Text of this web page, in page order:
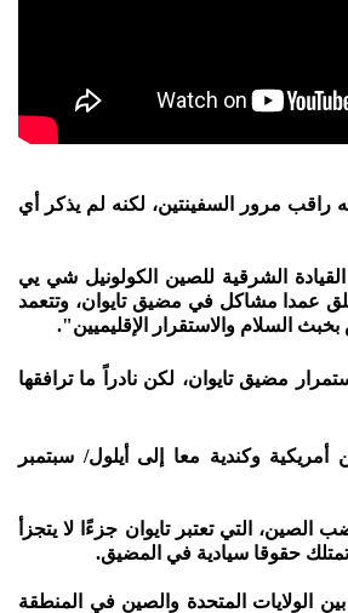
راقب مرور السفينتين، لكنه لم يذكر أي
الشرقية للصين الكولونيل شي يي
عمدا مشاكل في مضيق تايوان، وتتعمد
السلام والاستقرار الإقليميين".
مضيق تايوان، لكن نادراً ما ترافقها
وكندية معا إلى أيلول/ سبتمبر
الصين، التي تعتبر تايوان جزءًا لا يتجزأ
تمتلك حقوقا سيادية في المضيق.
الولايات المتحدة والصين في المنطقة